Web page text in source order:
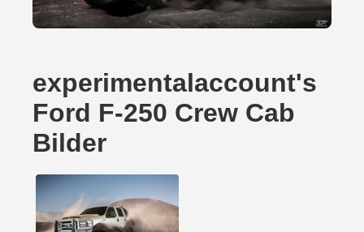
experimentalaccount's
Ford F-250 Crew Cab
Bilder